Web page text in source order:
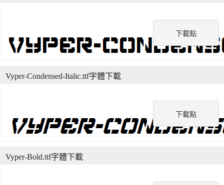
下載點
下載點
Vyper-Condensed-Italic.ttf字體下載
Vyper-Bold.ttf字體下載